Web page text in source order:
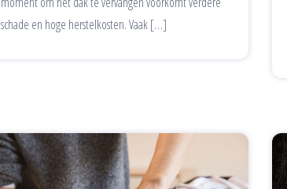
schade en hoge herstelkosten. Vaak […]